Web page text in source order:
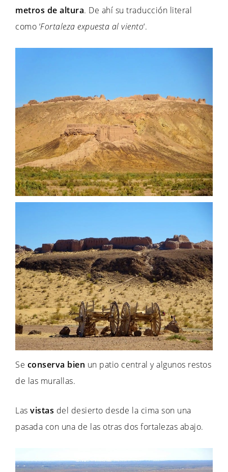
metros de altura. De ahí su traducción literal
como ‘Fortaleza expuesta al viento‘.
Se conserva bien un patio central y algunos restos
de las murallas.
Las vistas del desierto desde la cima son una
pasada con una de las otras dos fortalezas abajo.